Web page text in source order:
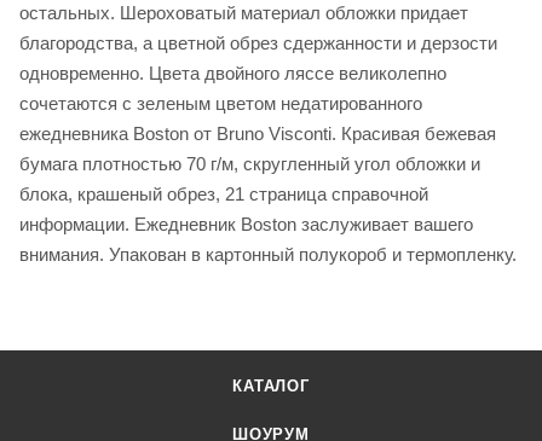
остальных. Шероховатый материал обложки придает
благородства, а цветной обрез сдержанности и дерзости
одновременно. Цвета двойного ляссе великолепно
сочетаются с зеленым цветом недатированного
ежедневника Boston от Bruno Visconti. Красивая бежевая
бумага плотностью 70 г/м, скругленный угол обложки и
блока, крашеный обрез, 21 страница справочной
информации. Ежедневник Boston заслуживает вашего
внимания. Упакован в картонный полукороб и термопленку.
КАТАЛОГ
ШОУРУМ